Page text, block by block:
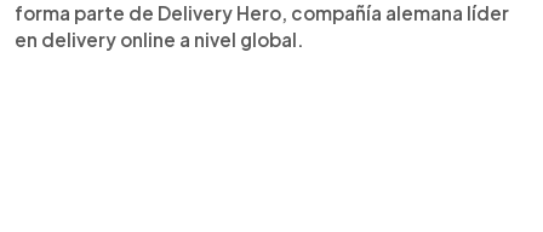
forma parte de Delivery Hero, compañía alemana líder
en delivery online a nivel global.